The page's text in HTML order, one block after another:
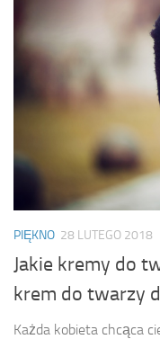
PIĘKNO 28 LUTEGO 2018
Jakie kremy do
krem do twarzy
Każda kobieta chcąca